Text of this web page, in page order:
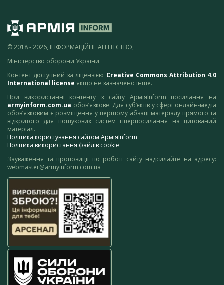
© 2018 - 2026, ІНФОРМАЦІЙНЕ АГЕНТСТВО,
Міністерство оборони України
Контент доступний за ліцензією Creative Commons Attribution 4.0
International license якщо не зазначено інше.
При використанні контенту з сайту АрміяInform посилання на
armyinform.com.ua обов’язкове. Для суб’єктів у сфері онлайн-медіа
обов’язковим є розміщення у першому абзаці матеріалу прямого та
відкритого для пошукових систем гіперпосилання на цитований
матеріал.
Політика користування сайтом АрміяInform
Політика використання файлів cookie
Зауваження та пропозиції по роботі сайту надсилайте на адресу:
webmaster@armyinform.com.ua